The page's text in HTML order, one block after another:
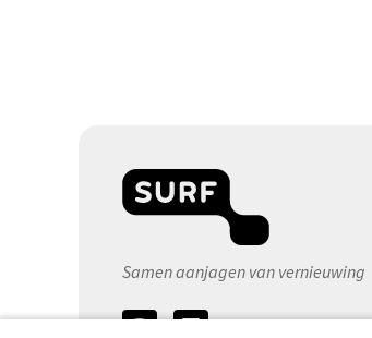
Samen aanjagen van vernieuwing
Volg